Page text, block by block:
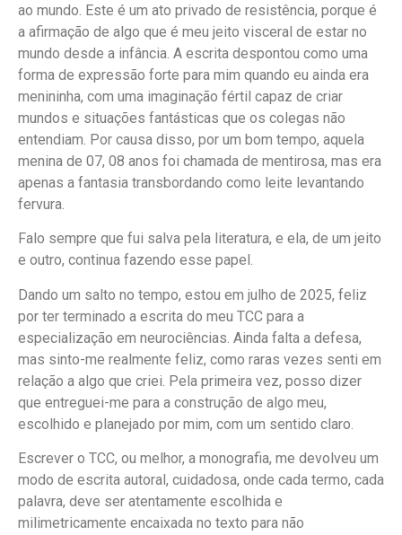
ao mundo. Este é um ato privado de resistência, porque é
a afirmação de algo que é meu jeito visceral de estar no
mundo desde a infância. A escrita despontou como uma
forma de expressão forte para mim quando eu ainda era
menininha, com uma imaginação fértil capaz de criar
mundos e situações fantásticas que os colegas não
entendiam. Por causa disso, por um bom tempo, aquela
menina de 07, 08 anos foi chamada de mentirosa, mas era
apenas a fantasia transbordando como leite levantando
fervura.
Falo sempre que fui salva pela literatura, e ela, de um jeito
e outro, continua fazendo esse papel.
Dando um salto no tempo, estou em julho de 2025, feliz
por ter terminado a escrita do meu TCC para a
especialização em neurociências. Ainda falta a defesa,
mas sinto-me realmente feliz, como raras vezes senti em
relação a algo que criei. Pela primeira vez, posso dizer
que entreguei-me para a construção de algo meu,
escolhido e planejado por mim, com um sentido claro.
Escrever o TCC, ou melhor, a monografia, me devolveu um
modo de escrita autoral, cuidadosa, onde cada termo, cada
palavra, deve ser atentamente escolhida e
milimetricamente encaixada no texto para não